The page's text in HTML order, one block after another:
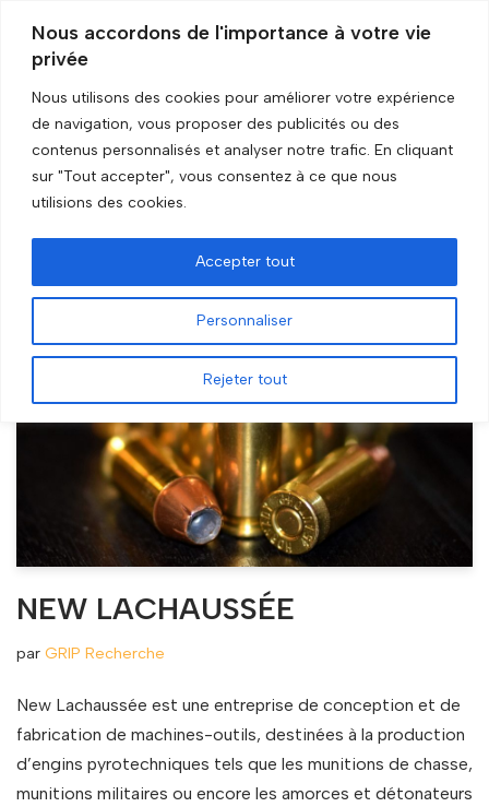
Nous accordons de l'importance à votre vie
privée
Nous utilisons des cookies pour améliorer votre expérience
de navigation, vous proposer des publicités ou des
contenus personnalisés et analyser notre trafic. En cliquant
sur "Tout accepter", vous consentez à ce que nous
utilisions des cookies.
Personnaliser
Rejeter tout
Accepter tout
Aller
au
contenu
Accueil»Munitions
Munitions
NEW LACHAUSSÉE
par GRIP Recherche
New Lachaussée est une entreprise de conception et de
fabrication de machines-outils, destinées à la production
d’engins pyrotechniques tels que les munitions de chasse,
munitions militaires ou encore les amorces et détonateurs